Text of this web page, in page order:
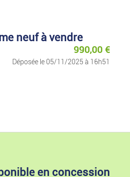
neuf à vendre
990,00 €
Déposée le 05/11/2025 à 16h51
en concession